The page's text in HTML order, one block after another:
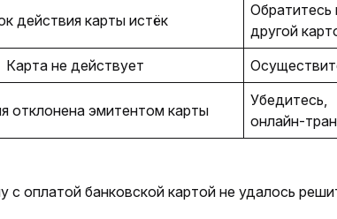
действия карты истёк
Обратитесь
другой
Карта не действует
отклонена эмитентом карты
онлайн-
с оплатой банковской картой не удалось